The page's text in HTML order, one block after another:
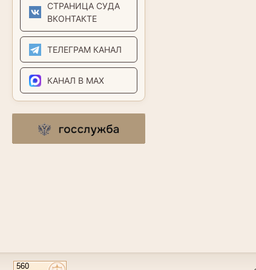
СТРАНИЦА СУДА
ВКОНТАКТЕ
ТЕЛЕГРАМ КАНАЛ
КАНАЛ В MAX